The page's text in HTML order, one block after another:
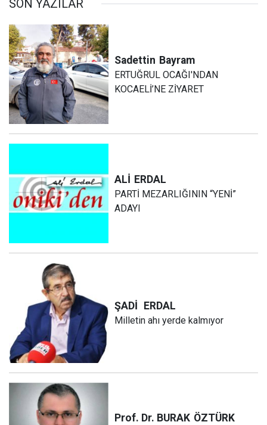
SON YAZILAR
Sadettin Bayram
ERTUĞRUL OCAĞI'NDAN
KOCAELİ’NE ZİYARET
ALİ ERDAL
PARTİ MEZARLIĞININ “YENİ”
ADAYI
ŞADİ ERDAL
Milletin ahı yerde kalmıyor
Prof. Dr. BURAK ÖZTÜRK